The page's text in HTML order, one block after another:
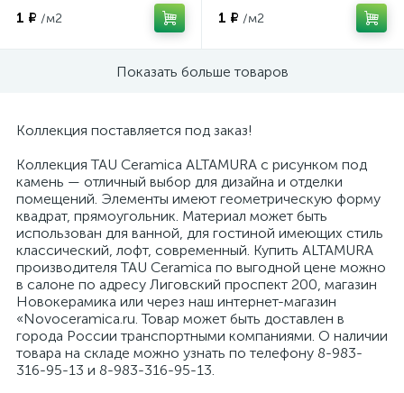
1 ₽ /м2 1 ₽ /м2
Показать больше товаров
Коллекция поставляется под заказ!
Коллекция TAU Ceramica ALTAMURA с рисунком под
камень — отличный выбор для дизайна и отделки
помещений. Элементы имеют геометрическую форму
квадрат, прямоугольник. Материал может быть
использован для ванной, для гостиной имеющих стиль
классический, лофт, современный. Купить ALTAMURA
производителя TAU Ceramica по выгодной цене можно
в салоне по адресу Лиговский проспект 200, магазин
Новокерамика или через наш интернет-магазин
«Novoceramica.ru. Товар может быть доставлен в
города России транспортными компаниями. О наличии
товара на складе можно узнать по телефону 8-983-
316-95-13 и 8-983-316-95-13.